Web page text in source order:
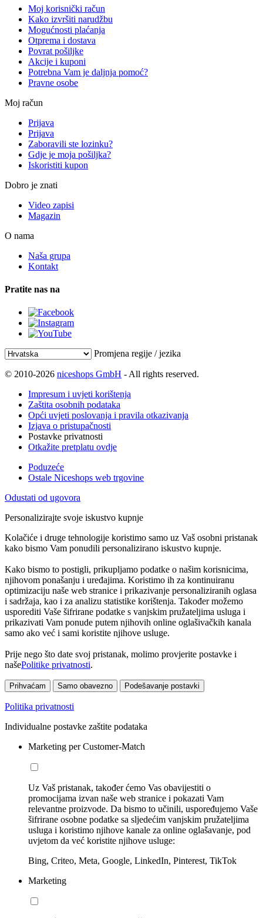
Moj korisnički račun
Kako izvršiti narudžbu
Mogućnosti plaćanja
Otprema i dostava
Povrat pošiljke
Akcije i kuponi
Potrebna Vam je daljnja pomoć?
Pravne osobe
Moj račun
Prijava
Prijava
Zaboravili ste lozinku?
Gdje je moja pošiljka?
Iskoristiti kupon
Dobro je znati
Video zapisi
Magazin
O nama
Naša grupa
Kontakt
Pratite nas na
Promjena regije / jezika
© 2010-2026 niceshops GmbH - All rights reserved.
Impresum i uvjeti korištenja
Zaštita osobnih podataka
Opći uvjeti poslovanja i pravila otkazivanja
Izjava o pristupačnosti
Postavke privatnosti
Otkažite pretplatu ovdje
Poduzeće
Ostale Niceshops web trgovine
Odustati od ugovora
Personalizirajte svoje iskustvo kupnje
Kolačiće i druge tehnologije koristimo samo uz Vaš osobni pristanak
kako bismo Vam ponudili personalizirano iskustvo kupnje.
Kako bismo to postigli, prikupljamo podatke o našim korisnicima,
njihovom ponašanju i uređajima. Koristimo ih za kontinuiranu
optimizaciju naše web stranice i prikazivanje personaliziranih oglasa
i sadržaja, kao i za analizu statistike korištenja. Također možemo
usporediti Vaše šifrirane podatke s vanjskim pružateljima usluga i
prikazivati Vam ponude putem njihovih online oglašivačkih kanala
samo ako već i sami koristite njihove usluge.
Prije nego što date svoj pristanak, molimo provjerite postavke i
našePolitike privatnosti.
Prihvaćam Samo obavezno Podešavanje postavki
Politika privatnosti
Individualne postavke zaštite podataka
Marketing per Customer-Match
Uz Vaš pristanak, također ćemo Vas obavijestiti o
promocijama izvan naše web stranice i pokazati Vam
relevantne proizvode. Da bismo to učinili, uspoređujemo Vaše
šifrirane osobne podatke sa sljedećim vanjskim pružateljima
usluga i koristimo njihove kanale za online oglašavanje, pod
uvjetom da već koristite njihove usluge:
Bing, Criteo, Meta, Google, LinkedIn, Pinterest, TikTok
Marketing